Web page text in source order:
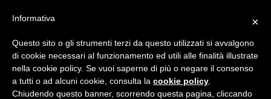
Il mio Account
Toggle
×
Informativa
Questo sito o gli strumenti terzi da questo utilizzati si avvalgono
di cookie necessari al funzionamento ed utili alle finalità illustrate
nella cookie policy. Se vuoi saperne di più o negare il consenso
a tutti o ad alcuni cookie, consulta la cookie policy
Chiudendo questo banner, scorrendo questa pagina, cliccando